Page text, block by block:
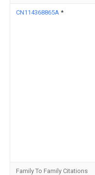
CN114368865A *
Family To Family Citations